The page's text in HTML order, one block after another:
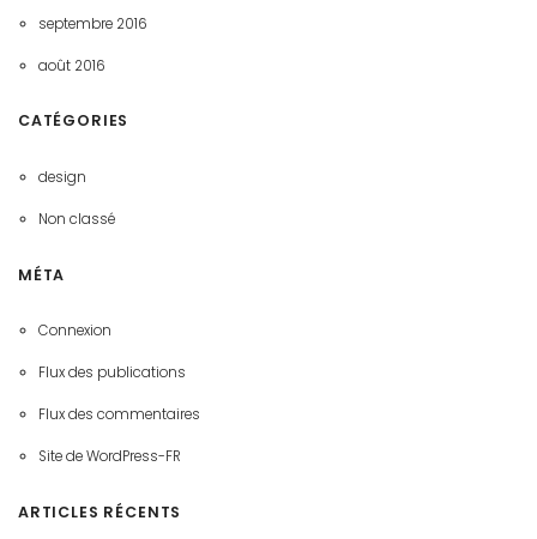
septembre 2016
août 2016
CATÉGORIES
design
Non classé
MÉTA
Connexion
Flux des publications
Flux des commentaires
Site de WordPress-FR
ARTICLES RÉCENTS